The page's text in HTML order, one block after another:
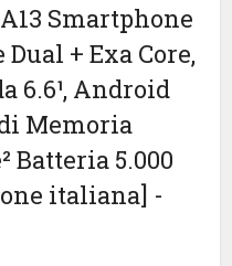
Smartphone
+ Exa Core,
6.6¹, Android
di Memoria
Batteria 5.000
italiana] -